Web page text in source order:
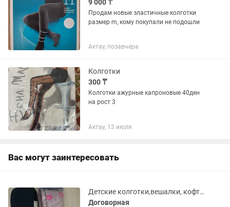
9 000 ₸
Продам новые эластичные колготки
размер m, кому покупали не подошли
Актау, позавчера
Колготки
300 ₸
Колготки ажурные капроновые 40ден
на рост 3
Актау, 13 июля
Вас могут заинтересовать
Детские колготки,вешалки, кофточка и пояс
Договорная